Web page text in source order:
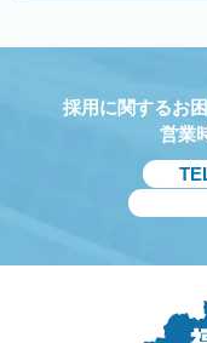
採用に関するお
営業